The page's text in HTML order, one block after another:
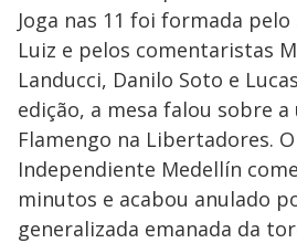
Joga nas 11 foi formada
Luiz e pelos comentaristas
Landucci, Danilo Soto e
edição, a mesa falou sobre
Flamengo na Libertadores.
Independiente Medellín
minutos e acabou anulado
generalizada emanada da